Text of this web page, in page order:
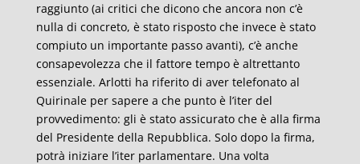
raggiunto (ai critici che dicono che ancora non c’è
nulla di concreto, è stato risposto che invece è stato
compiuto un importante passo avanti), c’è anche
consapevolezza che il fattore tempo è altrettanto
essenziale. Arlotti ha riferito di aver telefonato al
Quirinale per sapere a che punto è l’iter del
provvedimento: gli è stato assicurato che è alla firma
del Presidente della Repubblica. Solo dopo la firma,
potrà iniziare l’iter parlamentare. Una volta